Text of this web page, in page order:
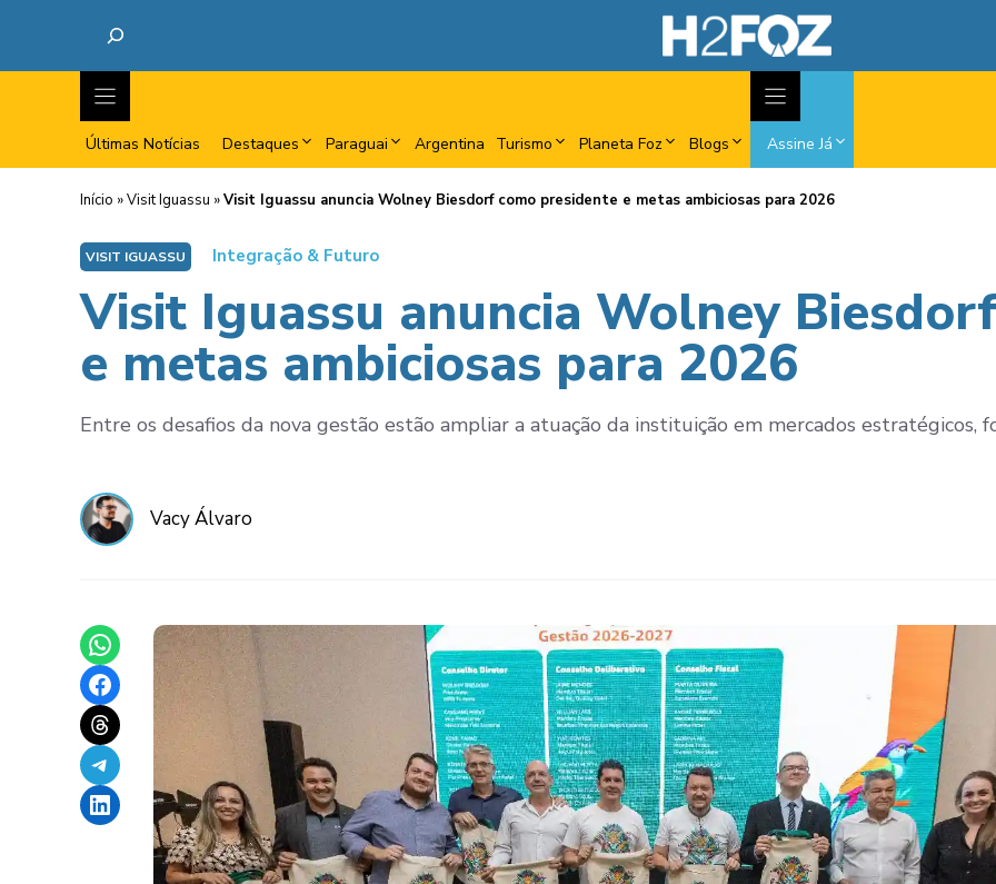
Últimas Notícias Destaques Paraguai Argentina Turismo Planeta Foz Blogs Assine Já
Início »Visit Iguassu »Visit Iguassu anuncia Wolney Biesdorf como presidente e metas ambiciosas para 2026
VISIT IGUASSU Integração & Futuro
Visit Iguassu anuncia Wolney
e metas ambiciosas para 2026
Entre os desafios da nova gestão estão ampliar a atuação da instituição em mercados estratégicos,
Vacy Álvaro
Share on WhatsApp
Share on Facebook
Share on Threads
Share on Telegram
Share on LinkedIn